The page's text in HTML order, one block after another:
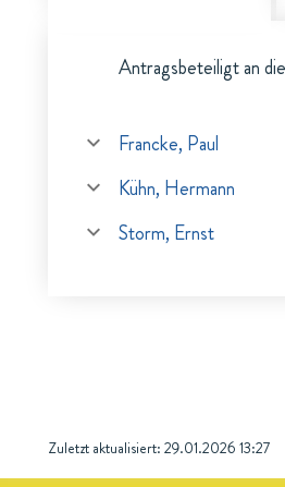
Antragsbeteiligt an
Francke, Paul
Kühn, Hermann
Storm, Ernst
Zuletzt aktualisiert: 29.01.2026 13:27